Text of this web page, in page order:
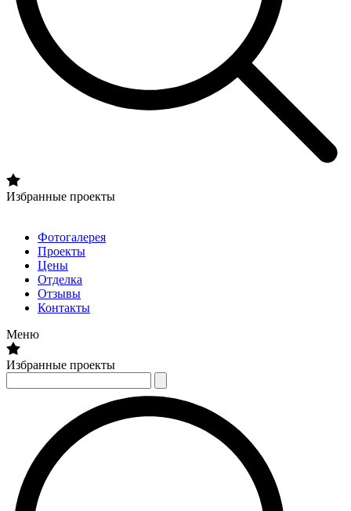
Избранные проекты
Фотогалерея
Проекты
Цены
Отделка
Отзывы
Контакты
Меню
Избранные проекты